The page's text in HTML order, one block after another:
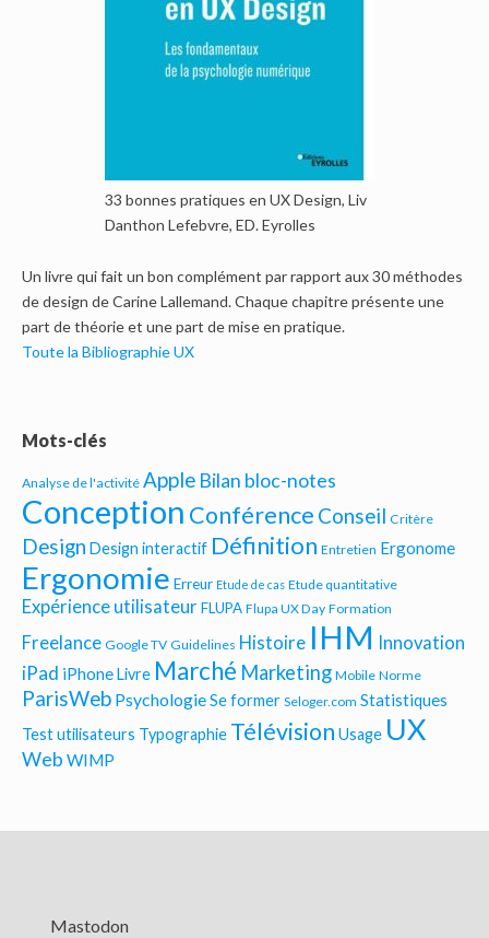
33 bonnes pratiques en UX Design, Liv
Danthon Lefebvre, ED. Eyrolles
Un livre qui fait un bon complément par rapport aux 30 méthodes
de design de Carine Lallemand. Chaque chapitre présente une
part de théorie et une part de mise en pratique.
Toute la Bibliographie UX
Mots-clés
Analyse de l'activité Apple Bilan bloc-notes
Conception Conférence Conseil Critère
Design Design interactif Définition Entretien Ergonome
Ergonomie Erreur Etude de cas Etude quantitative
Expérience utilisateur FLUPA Flupa UX Day Formation
Freelance Google TV Guidelines Histoire IHM Innovation
iPad iPhoneLivre Marché Marketing Mobile Norme
ParisWeb PsychologieSe former Seloger.com Statistiques
Test utilisateurs Typographie Télévision Usage UX
Web WIMP
Mastodon